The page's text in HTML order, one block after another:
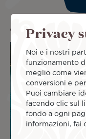
Copyright : Filip
Privacy
Noi e i nostri
funzionamento
meglio come
conversioni e
Puoi cambiare
facendo clic sul
fondo a ogni
informazioni, fai